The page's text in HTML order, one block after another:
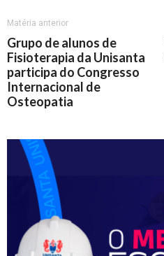
Matéria anterior
Grupo de alunos de
Fisioterapia da Unisanta
participa do Congresso
Internacional de
Osteopatia